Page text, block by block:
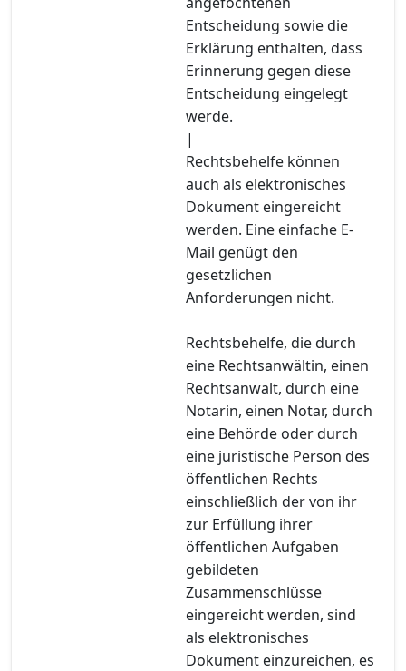
Entscheidung sowie die
Erklärung enthalten, dass
Erinnerung gegen diese
Entscheidung eingelegt
werde.
|
Rechtsbehelfe können
auch als elektronisches
Dokument eingereicht
werden. Eine einfache E-
Mail genügt den
gesetzlichen
Anforderungen nicht.
Rechtsbehelfe, die durch
eine Rechtsanwältin, einen
Rechtsanwalt, durch eine
Notarin, einen Notar, durch
eine Behörde oder durch
eine juristische Person des
öffentlichen Rechts
einschließlich der von ihr
zur Erfüllung ihrer
öffentlichen Aufgaben
gebildeten
Zusammenschlüsse
eingereicht werden, sind
als elektronisches
Dokument einzureichen, es